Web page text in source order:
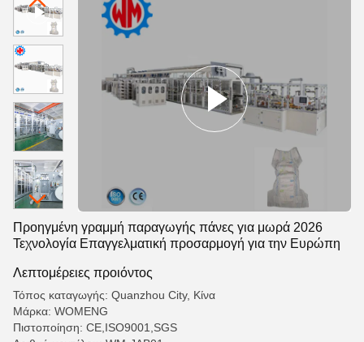
Επαγγελματική προσαρμογή για την Ευρώπη
Προηγμένη γραμμή παραγωγής πάνες για μωρά 2026
Τεχνολογία Επαγγελματική προσαρμογή για την Ευρώπη
Λεπτομέρειες προιόντος
Τόπος καταγωγής: Quanzhou City, Κίνα
Μάρκα: WOMENG
Πιστοποίηση: CE,ISO9001,SGS